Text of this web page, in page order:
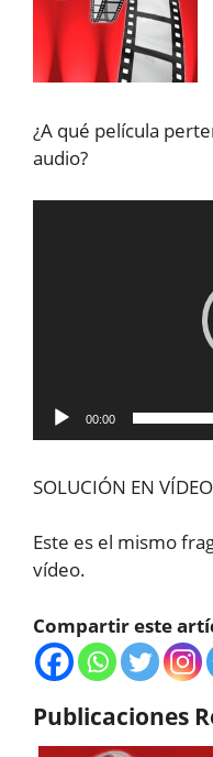
¿A qué película
audio?
00:00
SOLUCIÓN EN
Este es el mismo
vídeo.
Compartir este
Publicaciones